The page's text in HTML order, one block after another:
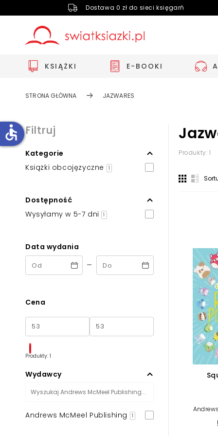
Dostawa 0 zł do sieci księgarń
KSIĄŻKI E-BOOKI
STRONA GŁÓWNA JAZWARES
Filtruj
Kategorie
Książki obcojęzyczne
1
Dostępność
Wysyłamy w 5-7 dni 1
Data wydania
-
Cena
Produkty: 1
Wydawcy
Andrews McMeel Publishing 1
Produkty: 1
accessible
Zwiększ rozmiar czcionki
Zmniejsz rozmiar czcionki
Pomoc w czytaniu
Podkreślenie linków